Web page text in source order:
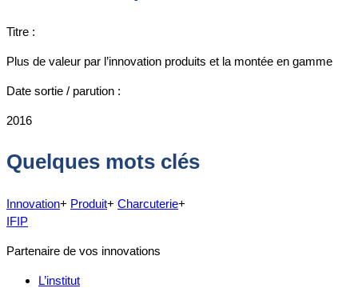
Titre :
Plus de valeur par l’innovation produits et la montée en gamme
Date sortie / parution :
2016
Quelques mots clés
Innovation+ Produit+ Charcuterie+
IFIP
Partenaire de vos innovations
L’institut